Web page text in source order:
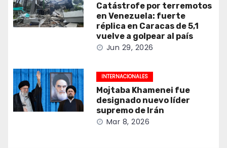
Catástrofe por terremotos
en Venezuela: fuerte
réplica en Caracas de 5,1
vuelve a golpear al país
Jun 29, 2026
INTERNACIONALES
Mojtaba Khamenei fue
designado nuevo líder
supremo de Irán
Mar 8, 2026